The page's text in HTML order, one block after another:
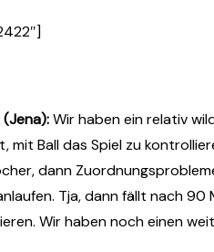
(Jena):Wir haben ein relativ
mit Ball das Spiel zu
dann
Tja, dann fällt nach
Wir haben noch einen